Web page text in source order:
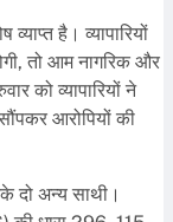
व्याप्त है। व्यापारियों
तो आम नागरिक और
को व्यापारियों ने
आरोपियों की
दो अन्य साथी।